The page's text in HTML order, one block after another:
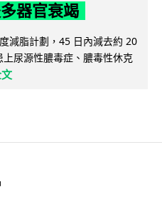
器官衰竭
減脂計劃，45 日內減去約 20
尿源性膿毒症、膿毒性休克